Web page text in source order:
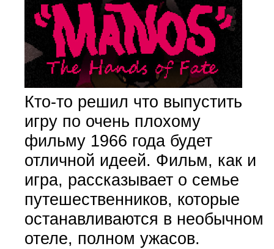
Кто-то решил что выпустить
игру по очень плохому
фильму 1966 года будет
отличной идеей. Фильм, как и
игра, рассказывает о семье
путешественников, которые
останавливаются в необычном
отеле, полном ужасов.